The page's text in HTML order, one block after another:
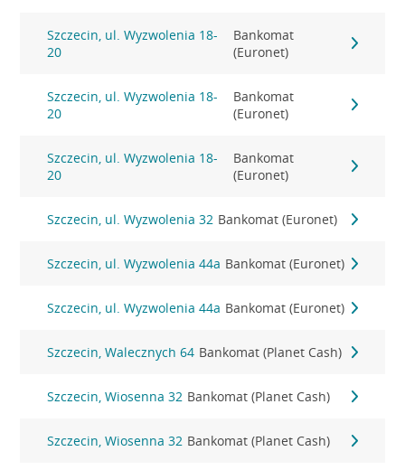
Szczecin, ul. Wyzwolenia 18-
20
Bankomat
(Euronet)
Szczecin, ul. Wyzwolenia 18-
20
Bankomat
(Euronet)
Szczecin, ul. Wyzwolenia 18-
20
Bankomat
(Euronet)
Szczecin, ul. Wyzwolenia 32 Bankomat (Euronet)
Szczecin, ul. Wyzwolenia 44a Bankomat (Euronet)
Szczecin, ul. Wyzwolenia 44a Bankomat (Euronet)
Szczecin, Walecznych 64 Bankomat (Planet Cash)
Szczecin, Wiosenna 32 Bankomat (Planet Cash)
Szczecin, Wiosenna 32 Bankomat (Planet Cash)